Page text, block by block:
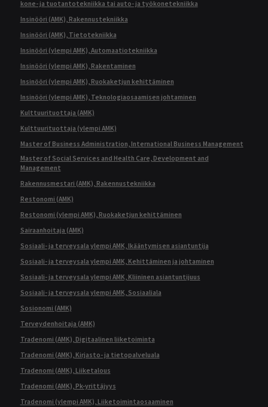
kone- ja tuotantotekniikka tai auto- ja työkonetekniikka
Insinööri (AMK), Rakennustekniikka
Insinööri (AMK), Tietotekniikka
Insinööri (ylempi AMK), Automaatiotekniikka
Insinööri (ylempi AMK), Rakentaminen
Insinööri (ylempi AMK), Ruokaketjun kehittäminen
Insinööri (ylempi AMK), Teknologiaosaamisen johtaminen
Kulttuurituottaja (AMK)
Kulttuurituottaja (ylempi AMK)
Master of Business Administration, International Business Management
Master of Social Services and Health Care, Development and
Management
Rakennusmestari (AMK), Rakennustekniikka
Restonomi (AMK)
Restonomi (ylempi AMK), Ruokaketjun kehittäminen
Sairaanhoitaja (AMK)
Sosiaali- ja terveysala ylempi AMK, Ikääntymisen asiantuntija
Sosiaali- ja terveysala ylempi AMK, Kehittäminen ja johtaminen
Sosiaali- ja terveysala ylempi AMK, Kliininen asiantuntijuus
Sosiaali- ja terveysala ylempi AMK, Sosiaaliala
Sosionomi (AMK)
Terveydenhoitaja (AMK)
Tradenomi (AMK), Digitaalinen liiketoiminta
Tradenomi (AMK), Kirjasto- ja tietopalveluala
Tradenomi (AMK), Liiketalous
Tradenomi (AMK), Pk-yrittäjyys
Tradenomi (ylempi AMK), Liiketoimintaosaaminen